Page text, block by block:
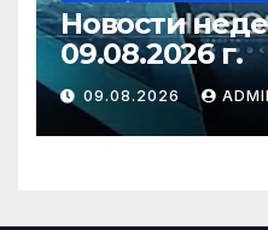
Новости
09.08.2026 г.
09.08.2026